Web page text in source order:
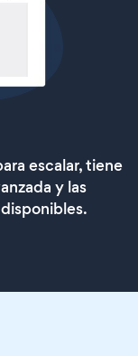
escalar, tiene
y las